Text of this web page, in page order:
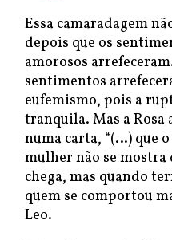
Essa camaradagem
depois que os
amorosos
sentimentos
eufemismo, pois a
tranquila. Mas a Rosa
numa carta, “(…) que
mulher não se mostra
chega, mas quando
quem se comportou
Leo.